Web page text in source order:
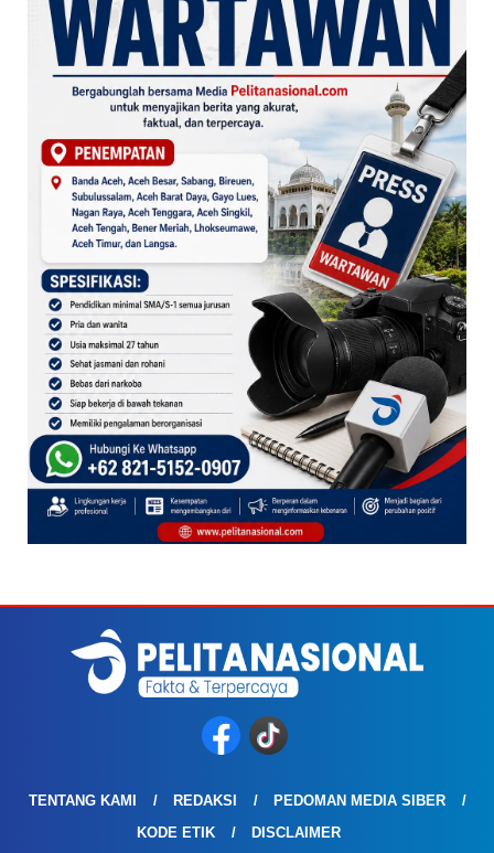
TENTANG KAMI REDAKSI
PEDOMAN MEDIA SIBER
KODE ETIK
DISCLAIMER